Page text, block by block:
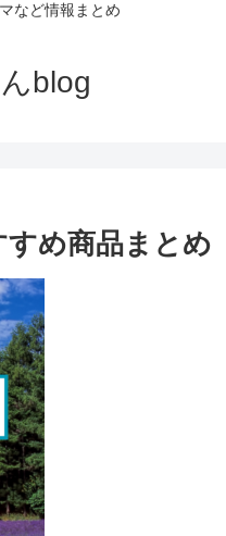
など情報まとめ
blog
すめ商品まとめ